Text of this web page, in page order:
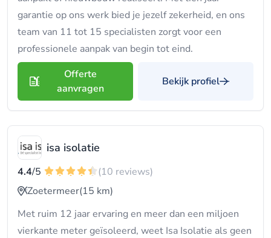
garantie op ons werk bied je jezelf zekerheid, en ons
team van 11 tot 15 specialisten zorgt voor een
professionele aanpak van begin tot eind.
Offerte
aanvragen
Bekijk profiel
isa isolatie
4.4/5
(10 reviews)
Zoetermeer(15 km)
Met ruim 12 jaar ervaring en meer dan een miljoen
vierkante meter geïsoleerd, weet Isa Isolatie als geen